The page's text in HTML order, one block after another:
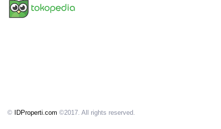
© IDProperti.com ©2017. All rights reserved.